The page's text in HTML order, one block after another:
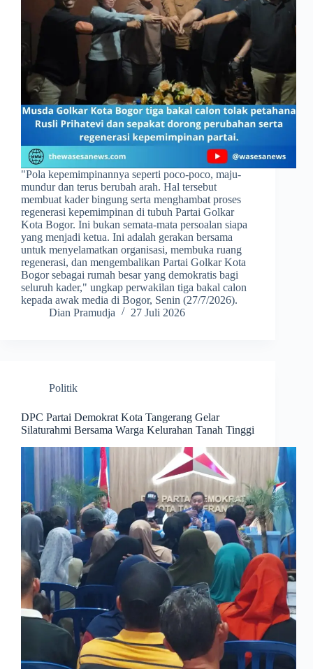
​"Pola kepemimpinannya seperti poco-poco, maju-
mundur dan terus berubah arah. Hal tersebut
membuat kader bingung serta menghambat proses
regenerasi kepemimpinan di tubuh Partai Golkar
Kota Bogor. Ini bukan semata-mata persoalan siapa
yang menjadi ketua. Ini adalah gerakan bersama
untuk menyelamatkan organisasi, membuka ruang
regenerasi, dan mengembalikan Partai Golkar Kota
Bogor sebagai rumah besar yang demokratis bagi
seluruh kader," ungkap perwakilan tiga bakal calon
kepada awak media di Bogor, Senin (27/7/2026).
Dian Pramudja
27 Juli 2026
Politik
DPC Partai Demokrat Kota Tangerang Gelar
Silaturahmi Bersama Warga Kelurahan Tanah Tinggi